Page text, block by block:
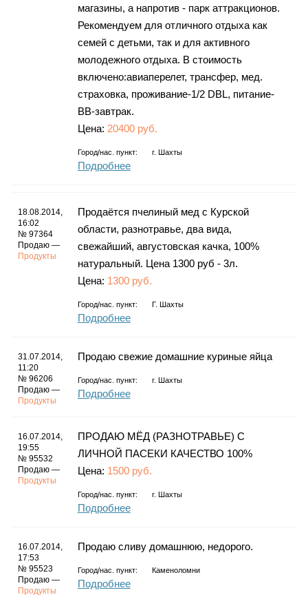
магазины, а напротив - парк аттракционов.
Рекомендуем для отличного отдыха как
семей с детьми, так и для активного
молодежного отдыха. В стоимость
включено:авиаперелет, трансфер, мед.
страховка, проживание-1/2 DBL, питание-
BB-завтрак.
Цена: 20400 руб.
Город/нас. пункт: г. Шахты
Подробнее
18.08.2014,
16:02
№ 97364
Продаю —
Продукты
Продаётся пчелиный мед с Курской
области, разнотравье, два вида,
свежайший, августовская качка, 100%
натуральный. Цена 1300 руб - 3л.
Цена: 1300 руб.
Город/нас. пункт: Г. Шахты
Подробнее
31.07.2014,
11:20
№ 96206
Продаю —
Продукты
Продаю свежие домашние куриные яйца
Город/нас. пункт: г. Шахты
Подробнее
16.07.2014,
19:55
№ 95532
Продаю —
Продукты
ПРОДАЮ МЁД (РАЗНОТРАВЬЕ) С
ЛИЧНОЙ ПАСЕКИ КАЧЕСТВО 100%
Цена: 1500 руб.
Город/нас. пункт: г. Шахты
Подробнее
16.07.2014,
17:53
№ 95523
Продаю —
Продукты
Продаю сливу домашнюю, недорого.
Город/нас. пункт: Каменоломни
Подробнее